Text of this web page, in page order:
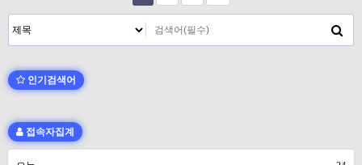
인기검색어
접속자집계